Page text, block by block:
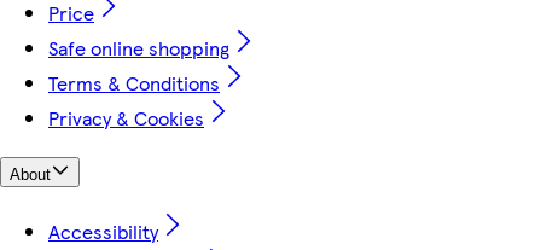
Price
Safe online shopping
Terms & Conditions
Privacy & Cookies
About
Accessibility